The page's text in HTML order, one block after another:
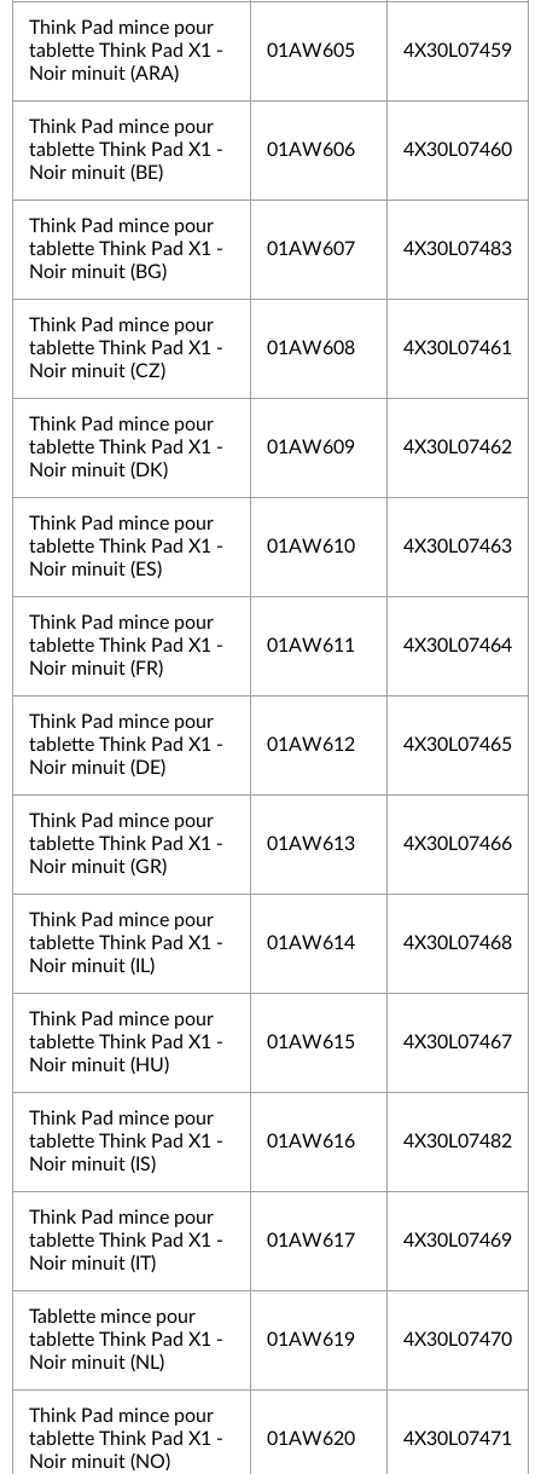
Think Pad mince pour
tablette Think Pad X1 -
Noir minuit (ARA)
01AW605 4X30L07459
Think Pad mince pour
tablette Think Pad X1 -
Noir minuit (BE)
01AW606 4X30L07460
Think Pad mince pour
tablette Think Pad X1 -
Noir minuit (BG)
01AW607 4X30L07483
Think Pad mince pour
tablette Think Pad X1 -
Noir minuit (CZ)
01AW608 4X30L07461
Think Pad mince pour
tablette Think Pad X1 -
Noir minuit (DK)
01AW609 4X30L07462
Think Pad mince pour
tablette Think Pad X1 -
Noir minuit (ES)
01AW610 4X30L07463
Think Pad mince pour
tablette Think Pad X1 -
Noir minuit (FR)
01AW611 4X30L07464
Think Pad mince pour
tablette Think Pad X1 -
Noir minuit (DE)
01AW612 4X30L07465
Think Pad mince pour
tablette Think Pad X1 -
Noir minuit (GR)
01AW613 4X30L07466
Think Pad mince pour
tablette Think Pad X1 -
Noir minuit (IL)
01AW614 4X30L07468
Think Pad mince pour
tablette Think Pad X1 -
Noir minuit (HU)
01AW615 4X30L07467
Think Pad mince pour
tablette Think Pad X1 -
Noir minuit (IS)
01AW616 4X30L07482
Think Pad mince pour
tablette Think Pad X1 -
Noir minuit (IT)
01AW617 4X30L07469
Tablette mince pour
tablette Think Pad X1 -
Noir minuit (NL)
01AW619 4X30L07470
Think Pad mince pour
tablette Think Pad X1 -
Noir minuit (NO)
01AW620 4X30L07471